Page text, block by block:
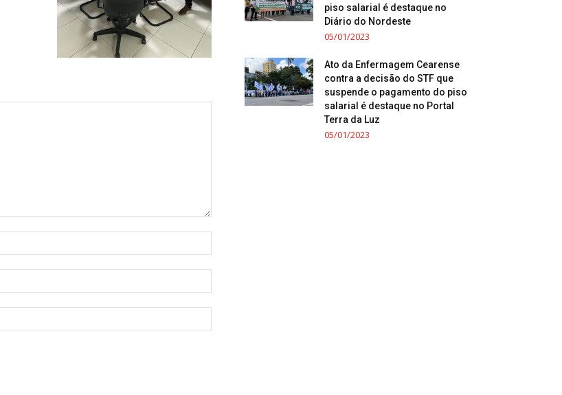
piso salarial é destaque no
Diário do Nordeste
05/01/2023
Ato da Enfermagem Cearense
contra a decisão do STF que
suspende o pagamento do piso
salarial é destaque no Portal
Terra da Luz
05/01/2023